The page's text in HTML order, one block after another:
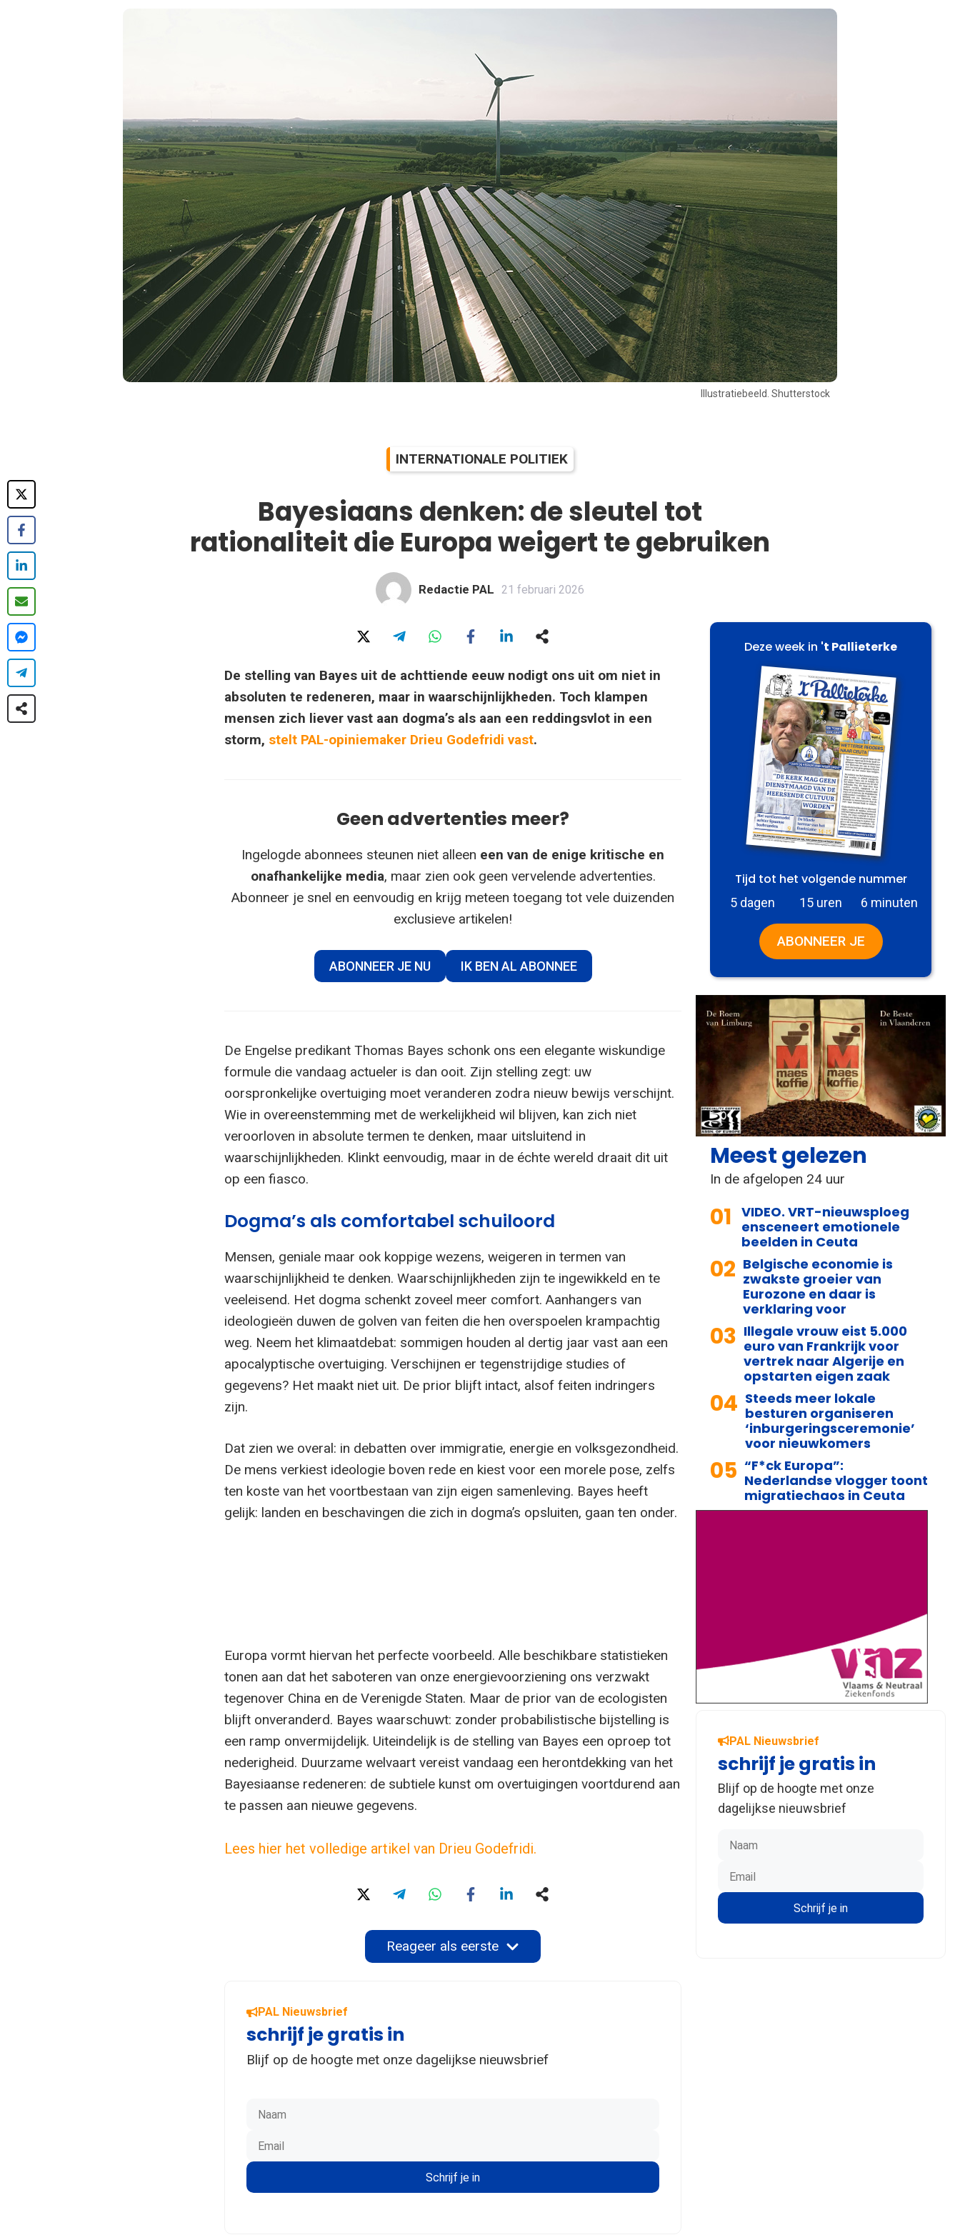
Illustratiebeeld. Shutterstock
INTERNATIONALE POLITIEK
Bayesiaans denken: de sleutel tot
rationaliteit die Europa weigert te gebruiken
Redactie PAL 21 februari 2026
De stelling van Bayes uit de achttiende eeuw nodigt ons uit om niet in
absoluten te redeneren, maar in waarschijnlijkheden. Toch klampen
mensen zich liever vast aan dogma’s als aan een reddingsvlot in een
storm, stelt PAL-opiniemaker Drieu Godefridi vast.
Geen advertenties meer?
Ingelogde abonnees steunen niet alleen een van de enige kritische en
onafhankelijke media, maar zien ook geen vervelende advertenties.
Abonneer je snel en eenvoudig en krijg meteen toegang tot vele duizenden
exclusieve artikelen!
ABONNEER JE NU IK BEN AL ABONNEE
De Engelse predikant Thomas Bayes schonk ons een elegante wiskundige
formule die vandaag actueler is dan ooit. Zijn stelling zegt: uw
oorspronkelijke overtuiging moet veranderen zodra nieuw bewijs verschijnt.
Wie in overeenstemming met de werkelijkheid wil blijven, kan zich niet
veroorloven in absolute termen te denken, maar uitsluitend in
waarschijnlijkheden. Klinkt eenvoudig, maar in de échte wereld draait dit uit
op een fiasco.
Dogma’s als comfortabel schuiloord
Mensen, geniale maar ook koppige wezens, weigeren in termen van
waarschijnlijkheid te denken. Waarschijnlijkheden zijn te ingewikkeld en te
veeleisend. Het dogma schenkt zoveel meer comfort. Aanhangers van
ideologieën duwen de golven van feiten die hen overspoelen krampachtig
weg. Neem het klimaatdebat: sommigen houden al dertig jaar vast aan een
apocalyptische overtuiging. Verschijnen er tegenstrijdige studies of
gegevens? Het maakt niet uit. De prior blijft intact, alsof feiten indringers
zijn.
Dat zien we overal: in debatten over immigratie, energie en volksgezondheid.
De mens verkiest ideologie boven rede en kiest voor een morele pose, zelfs
ten koste van het voortbestaan van zijn eigen samenleving. Bayes heeft
gelijk: landen en beschavingen die zich in dogma’s opsluiten, gaan ten onder.
Europa vormt hiervan het perfecte voorbeeld. Alle beschikbare statistieken
tonen aan dat het saboteren van onze energievoorziening ons verzwakt
tegenover China en de Verenigde Staten. Maar de prior van de ecologisten
blijft onveranderd. Bayes waarschuwt: zonder probabilistische bijstelling is
een ramp onvermijdelijk. Uiteindelijk is de stelling van Bayes een oproep tot
nederigheid. Duurzame welvaart vereist vandaag een herontdekking van het
Bayesiaanse redeneren: de subtiele kunst om overtuigingen voortdurend aan
te passen aan nieuwe gegevens.
Lees hier het volledige artikel van Drieu Godefridi.
Reageer als eerste
PAL Nieuwsbrief
schrijf je gratis in
Blijf op de hoogte met onze dagelijkse nieuwsbrief
Deze week in 't Pallieterke
Tijd tot het volgende nummer
5 dagen 15 uren 6 minuten
ABONNEER JE
Meest gelezen
In de afgelopen 24 uur
01 VIDEO. VRT-nieuwsploeg
ensceneert emotionele
beelden in Ceuta
02 Belgische economie is
zwakste groeier van
Eurozone en daar is
verklaring voor
03 Illegale vrouw eist 5.000
euro van Frankrijk voor
vertrek naar Algerije en
opstarten eigen zaak
04 Steeds meer lokale
besturen organiseren
‘inburgeringsceremonie’
voor nieuwkomers
05 “F*ck Europa”:
Nederlandse vlogger toont
migratiechaos in Ceuta
PAL Nieuwsbrief
schrijf je gratis in
Blijf op de hoogte met onze
dagelijkse nieuwsbrief